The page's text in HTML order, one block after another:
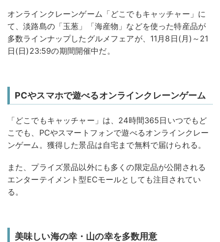
オンラインクレーンゲーム「どこでもキャッチャー」に
て、淡路島の「玉葱」「海産物」などを使った特産品が
多数ラインナップしたグルメフェアが、11月8日(月)～21
日(日)23:59の期間開催中だ。
PCやスマホで遊べるオンラインクレーンゲーム
「どこでもキャッチャー」は、24時間365日いつでもど
こでも、PCやスマートフォンで遊べるオンラインクレー
ンゲーム。獲得した景品は自宅まで無料で届けられる。
また、プライズ景品以外にも多くの限定品が公開される
エンターテイメント型ECモールとしても注目されてい
る。
美味しい海の幸・山の幸を多数用意